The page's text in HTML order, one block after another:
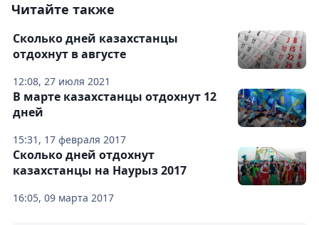
Читайте также
12:08, 27 июля 2021
Сколько дней казахстанцы
отдохнут в августе
15:31, 17 февраля 2017
В марте казахстанцы отдохнут 12
дней
16:05, 09 марта 2017
Сколько дней отдохнут
казахстанцы на Наурыз 2017